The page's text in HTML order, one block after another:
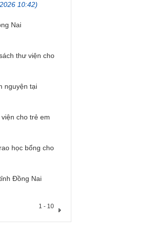
10:42)
Nai
thư viện cho
nguyện tại
cho trẻ em
học bổng cho
Đồng Nai
1 - 10